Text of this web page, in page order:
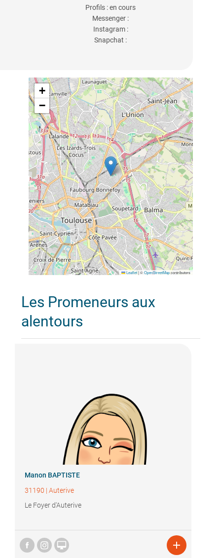
Profils : en cours
Messenger :
Instagram :
Snapchat :
+
−
Leaflet |©OpenStreetMapcontributors
Les Promeneurs aux
alentours
Manon BAPTISTE
31190 | Auterive
Le Foyer d'Auterive
 